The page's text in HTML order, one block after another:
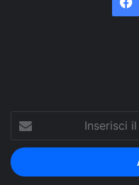
Inserisci
tuo
indirizzo
mail